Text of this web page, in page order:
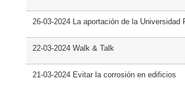
26-03-2024 La aportación de la Universidad
22-03-2024 Walk & Talk
21-03-2024 Evitar la corrosión en edificios